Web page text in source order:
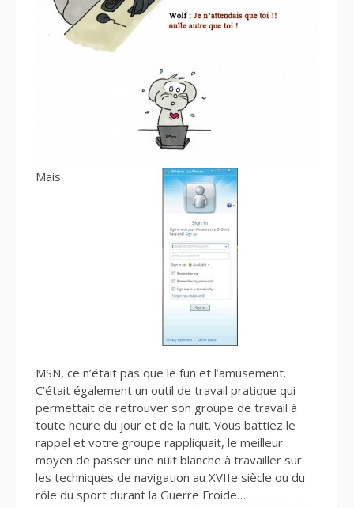
Mais
MSN, ce n’était pas que le fun et l’amusement.
C’était également un outil de travail pratique qui
permettait de retrouver son groupe de travail à
toute heure du jour et de la nuit. Vous battiez le
rappel et votre groupe rappliquait, le meilleur
moyen de passer une nuit blanche à travailler sur
les techniques de navigation au XVIIe siècle ou du
rôle du sport durant la Guerre Froide…